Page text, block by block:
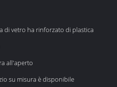
di vetro ha rinforzato di plastica
all'aperto
su misura è disponibile